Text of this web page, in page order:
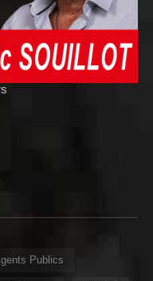
Publics